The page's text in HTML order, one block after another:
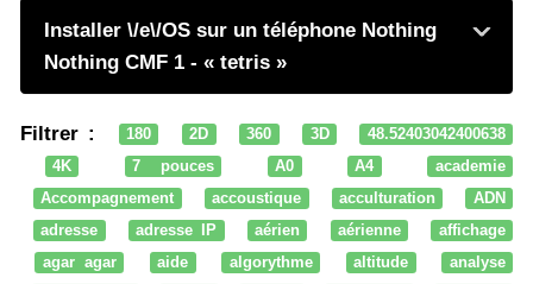
Installer \/e\/OS sur un téléphone Nothing
Nothing CMF 1 - « tetris »
Filtrer : 180 2D 360 3D
48.52403042400638
4K
7 pouces A0 A4
academie
Accompagnement
accoustique acculturation
ADN
adresse
adresse IP aérien aérienne
affichage
agar agar
aide algorythme altitude
analyse